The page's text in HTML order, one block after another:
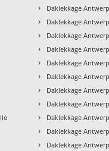
› Daklekkage
› Daklekkage
› Daklekkage
› Daklekkage
› Daklekkage
› Daklekkage
› Daklekkage
› Daklekkage
› Daklekkage
› Daklekkage
› Daklekkage